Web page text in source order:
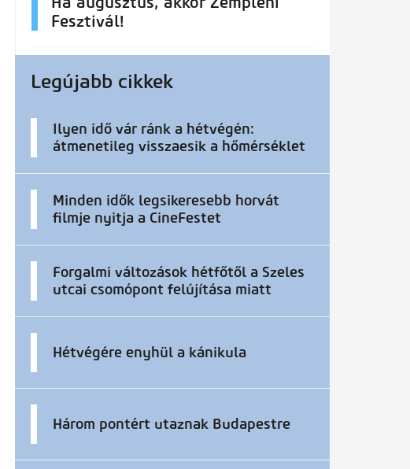
Fesztivál!
Legújabb cikkek
Ilyen idő vár ránk a hétvégén:
átmenetileg visszaesik a hőmérséklet
Minden idők legsikeresebb horvát
filmje nyitja a CineFestet
Forgalmi változások hétfőtől a Szeles
utcai csomópont felújítása miatt
Hétvégére enyhül a kánikula
Három pontért utaznak Budapestre